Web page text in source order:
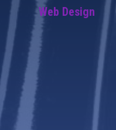
Web Design